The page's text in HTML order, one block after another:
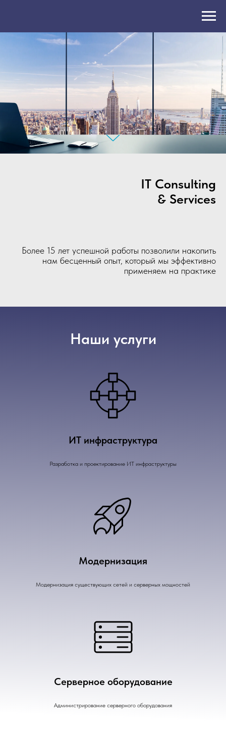
IT Consulting
& Services
Более 15 лет успешной работы позволили накопить
нам бесценный опыт, который мы эффективно
применяем на практике
Наши услуги
ИТ инфраструктура
Разработка и проектирование ИТ инфраструктуры
Модернизация
Модернизация существующих сетей и серверных мощностей
Серверное оборудование
Администрирование серверного оборудования